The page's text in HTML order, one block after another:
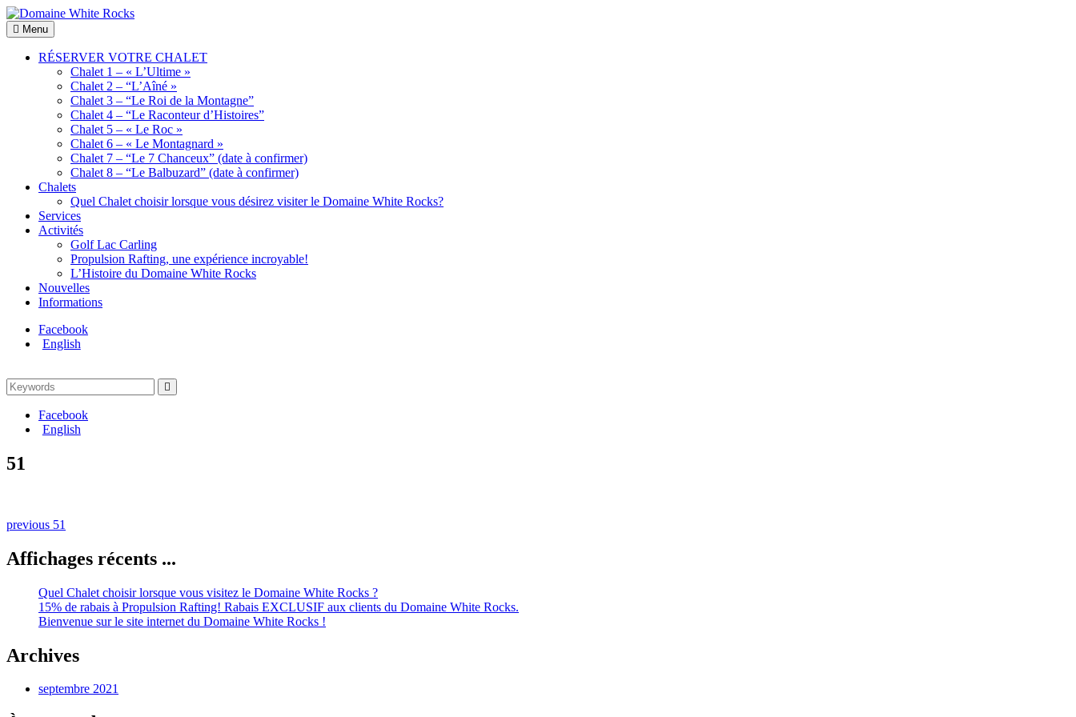
Skip
to
content
Domaine
White
Location
de
Chalets
Menu
RÉSERVER VOTRE CHALET
Chalet 1 – « L’Ultime »
Chalet 2 – “L’Aîné »
Chalet 3 – “Le Roi de la Montagne”
Chalet 4 – “Le Raconteur d’Histoires”
Chalet 5 – « Le Roc »
Chalet 6 – « Le Montagnard »
Chalet 7 – “Le 7 Chanceux” (date à confirmer)
Chalet 8 – “Le Balbuzard” (date à confirmer)
Chalets
Quel Chalet choisir lorsque vous désirez visiter le Domaine White Rocks?
Services
Activités
Golf Lac Carling
Propulsion Rafting, une expérience incroyable!
L’Histoire du Domaine White Rocks
Nouvelles
Informations
Facebook
English
Search
for:
Facebook
English
51
Naviguation
dans
les
publications
previous Previous
51
Affichages récents ...
Quel Chalet choisir lorsque vous visitez le Domaine White Rocks ?
15% de rabais à Propulsion Rafting! Rabais EXCLUSIF aux clients du Domaine White Rocks.
Bienvenue sur le site internet du Domaine White Rocks !
Archives
septembre 2021